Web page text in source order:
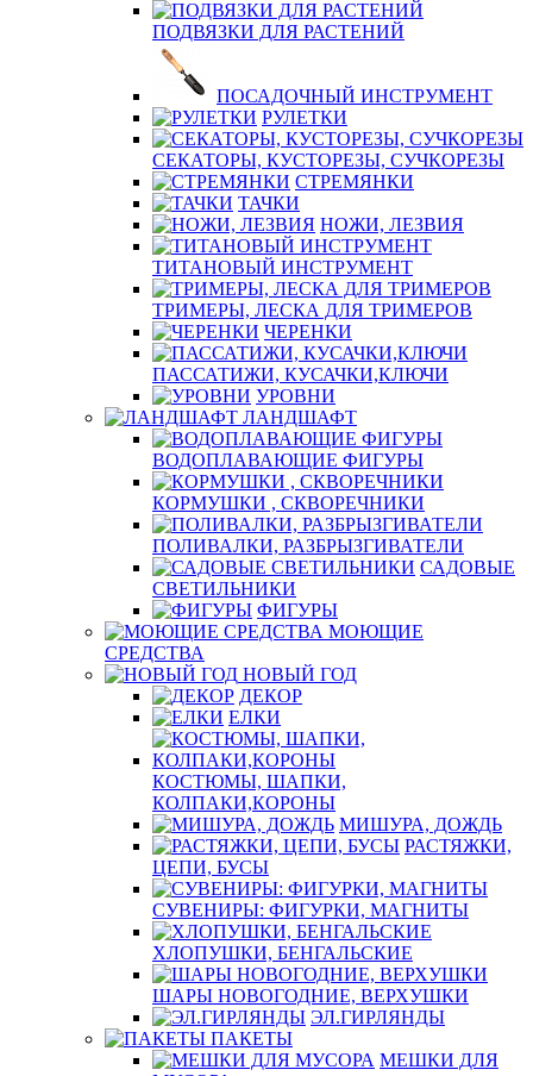
ПОДВЯЗКИ ДЛЯ РАСТЕНИЙ
ПОСАДОЧНЫЙ ИНСТРУМЕНТ
РУЛЕТКИ
СЕКАТОРЫ, КУСТОРЕЗЫ, СУЧКОРЕЗЫ
СТРЕМЯНКИ
ТАЧКИ
НОЖИ, ЛЕЗВИЯ
ТИТАНОВЫЙ ИНСТРУМЕНТ
ТРИМЕРЫ, ЛЕСКА ДЛЯ ТРИМЕРОВ
ЧЕРЕНКИ
ПАССАТИЖИ, КУСАЧКИ,КЛЮЧИ
УРОВНИ
ЛАНДШАФТ
ВОДОПЛАВАЮЩИЕ ФИГУРЫ
КОРМУШКИ , СКВОРЕЧНИКИ
ПОЛИВАЛКИ, РАЗБРЫЗГИВАТЕЛИ
САДОВЫЕ
СВЕТИЛЬНИКИ
ФИГУРЫ
МОЮЩИЕ
СРЕДСТВА
НОВЫЙ ГОД
ДЕКОР
ЕЛКИ
КОСТЮМЫ, ШАПКИ,
КОЛПАКИ,КОРОНЫ
МИШУРА, ДОЖДЬ
РАСТЯЖКИ,
ЦЕПИ, БУСЫ
СУВЕНИРЫ: ФИГУРКИ, МАГНИТЫ
ХЛОПУШКИ, БЕНГАЛЬСКИЕ
ШАРЫ НОВОГОДНИЕ, ВЕРХУШКИ
ЭЛ.ГИРЛЯНДЫ
ПАКЕТЫ
МЕШКИ ДЛЯ